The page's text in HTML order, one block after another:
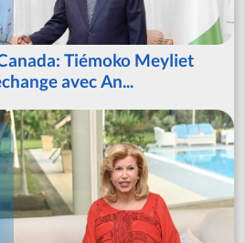
Tiémoko Meyliet
avec An...